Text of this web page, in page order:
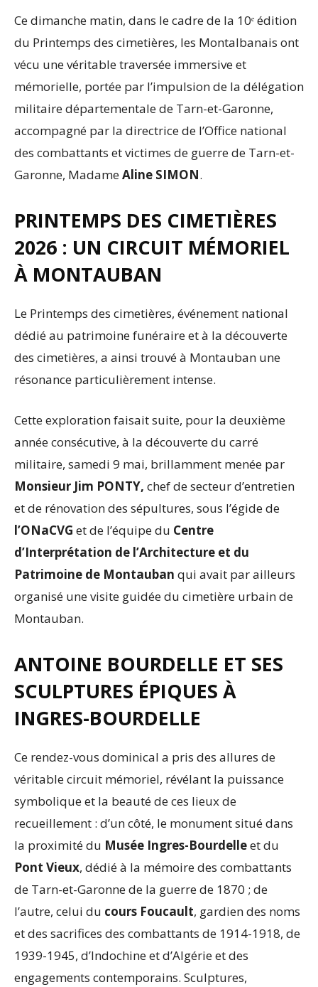
Ce dimanche matin, dans le cadre de la 10ᵉ édition
du Printemps des cimetières, les Montalbanais ont
vécu une véritable traversée immersive et
mémorielle, portée par l’impulsion de la délégation
militaire départementale de Tarn-et-Garonne,
accompagné par la directrice de l’Office national
des combattants et victimes de guerre de Tarn-et-
Garonne, MadameAline SIMON.
PRINTEMPS DES CIMETIÈRES
2026 : UN CIRCUIT MÉMORIEL
À MONTAUBAN
Le Printemps des cimetières, événement national
dédié au patrimoine funéraire et à la découverte
des cimetières, a ainsi trouvé à Montauban une
résonance particulièrement intense.
Cette exploration faisait suite, pour la deuxième
année consécutive, à la découverte du carré
militaire, samedi 9 mai, brillamment menée par
Monsieur Jim PONTY, chef de secteur d’entretien
et de rénovation des sépultures, sous l’égide de
l’ONaCVG et de l’équipe du Centre
d’Interprétation de l’Architecture et du
Patrimoine de Montauban qui avait par ailleurs
organisé une visite guidée du cimetière urbain de
Montauban.
ANTOINE BOURDELLE ET SES
SCULPTURES ÉPIQUES À
INGRES-BOURDELLE
Ce rendez-vous dominical a pris des allures de
véritable circuit mémoriel, révélant la puissance
symbolique et la beauté de ces lieux de
recueillement : d’un côté, le monument situé dans
la proximité du Musée Ingres-Bourdelleet du
Pont Vieux, dédié à la mémoire des combattants
de Tarn-et-Garonne de la guerre de 1870 ; de
l’autre, celui du cours Foucault, gardien des noms
et des sacrifices des combattants de 1914-1918, de
1939-1945, d’Indochine et d’Algérie et des
engagements contemporains. Sculptures,